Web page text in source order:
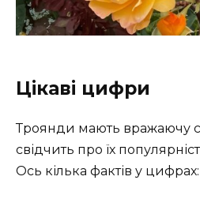
Цікаві цифри
Троянди мають вражаючу
свідчить про їх
Ось кілька фактів у цифрах: